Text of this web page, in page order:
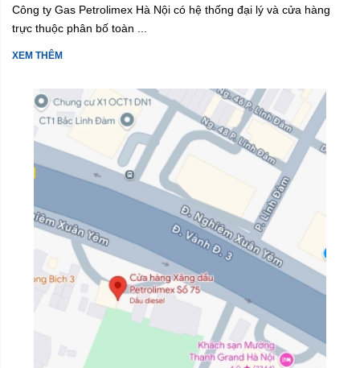
Công ty Gas Petrolimex Hà Nội có hệ thống đại lý và cửa hàng
trực thuộc phân bố toàn ...
XEM THÊM